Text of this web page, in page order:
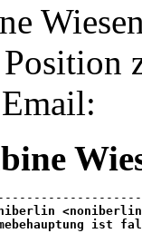
ist